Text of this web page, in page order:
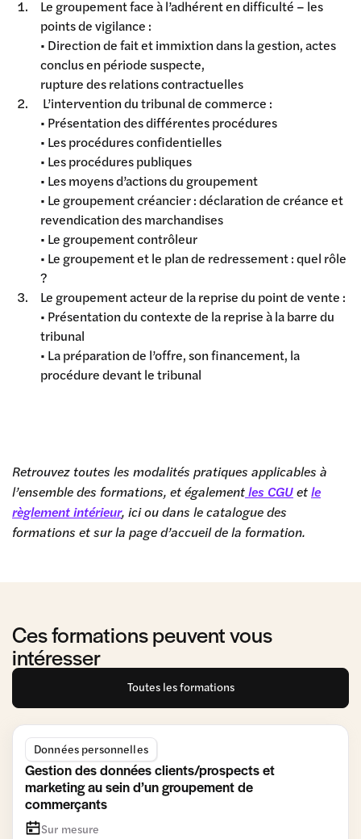
Le groupement face à l’adhérent en difficulté – les
points de vigilance :
• Direction de fait et immixtion dans la gestion, actes
conclus en période suspecte,
rupture des relations contractuelles
L’intervention du tribunal de commerce :
• Présentation des différentes procédures
• Les procédures confidentielles
• Les procédures publiques
• Les moyens d’actions du groupement
• Le groupement créancier : déclaration de créance et
revendication des marchandises
• Le groupement contrôleur
• Le groupement et le plan de redressement : quel rôle
?
Le groupement acteur de la reprise du point de vente :
• Présentation du contexte de la reprise à la barre du
tribunal
• La préparation de l’offre, son financement, la
procédure devant le tribunal
Retrouvez toutes les modalités pratiques applicables à
l’ensemble des formations, et égalementles CGUetle
règlement intérieur, ici ou dans le catalogue des
formations et sur la page d’accueil de la formation.
Ces formations peuvent vous
intéresser
Toutes les formations
Données personnelles
Gestion des données clients/prospects et
marketing au sein d’un groupement de
commerçants
Sur mesure